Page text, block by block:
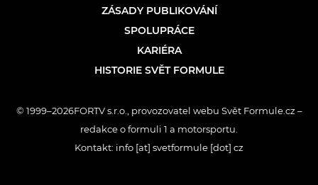
ZÁSADY PUBLIKOVÁNÍ
SPOLUPRÁCE
KARIÉRA
HISTORIE SVĚT FORMULE
© 1999–2026FORTV s.r.o., provozovatel webu Svět Formule.cz –
redakce o formuli 1 a motorsportu.
Kontakt: info [at] svetformule [dot] cz